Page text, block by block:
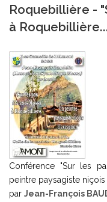
Roquebillière -
à
Conférence "Sur les
peintre paysagiste niçois
par Jean-François